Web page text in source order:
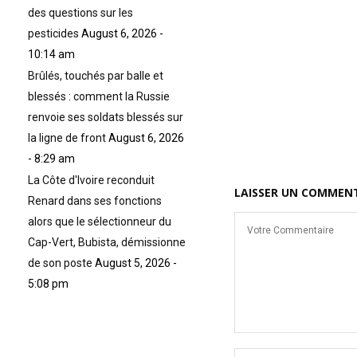
LAISSER UN
des questions sur les
pesticides August 6, 2026 -
10:14 am
Brûlés, touchés par balle et
blessés : comment la Russie
renvoie ses soldats blessés sur
la ligne de frontAugust 6, 2026
- 8:29 am
La Côte d'Ivoire reconduit
Renard dans ses fonctions
alors que le sélectionneur du
Cap-Vert, Bubista, démissionne
de son poste August 5, 2026 -
5:08 pm